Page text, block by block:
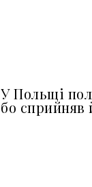
У Польщі
бо сприйняв